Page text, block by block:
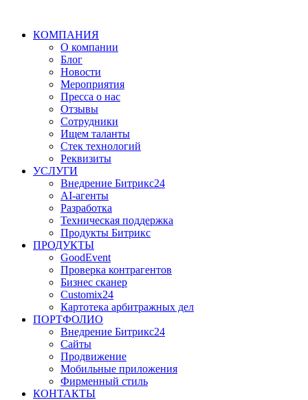
КОМПАНИЯ
О компании
Блог
Новости
Мероприятия
Пресса о нас
Отзывы
Сотрудники
Ищем таланты
Стек технологий
Реквизиты
УСЛУГИ
Внедрение Битрикс24
AI-агенты
Разработка
Техническая поддержка
Продукты Битрикс
ПРОДУКТЫ
GoodEvent
Проверка контрагентов
Бизнес сканер
Customix24
Картотека арбитражных дел
ПОРТФОЛИО
Внедрение Битрикс24
Сайты
Продвижение
Мобильные приложения
Фирменный стиль
КОНТАКТЫ